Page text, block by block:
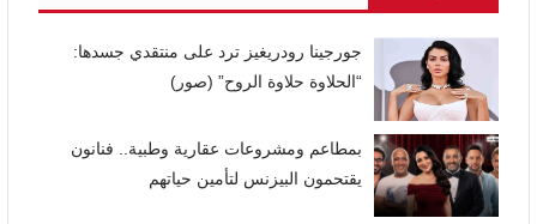
جورجينا رودريغيز ترد على منتقدي جسدها:
“الحلاوة حلاوة الروح” (صور)
بمطاعم ومشروعات عقارية وطبية.. فنانون
يقتحمون البيزنس لتأمين حياتهم